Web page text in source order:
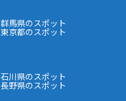
群馬県のスポット
東京都のスポット
石川県のスポット
長野県のスポット